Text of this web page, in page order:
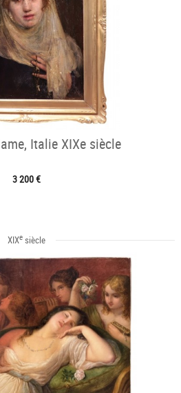
Italie XIXe siècle
3 200 €
XIXe siècle